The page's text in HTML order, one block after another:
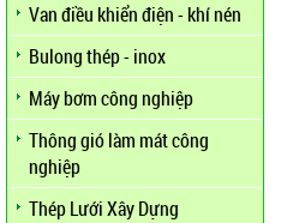
Van điều khiển điện - khí nén
Bulong thép - inox
Máy bơm công nghiệp
Thông gió làm mát công
nghiệp
Thép Lưới Xây Dựng